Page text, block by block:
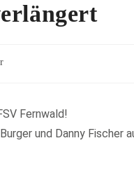
Fernwald!
und Danny Fischer